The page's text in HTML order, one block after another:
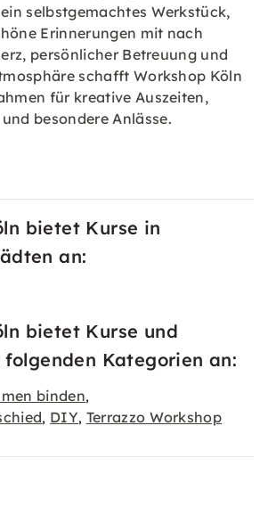
selbstgemachtes Werkstück,
Erinnerungen mit nach
persönlicher Betreuung und
schafft Workshop Köln
für kreative Auszeiten,
besondere Anlässe.
bietet Kurse in
an:
bietet Kurse und
folgenden Kategorien an:
binden,
, DIY, Terrazzo Workshop